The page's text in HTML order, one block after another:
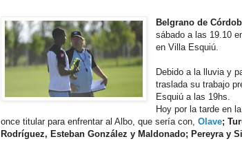
Belgrano de
sábado a las 19.10
en Villa Esquiú.
Debido a la lluvia y
traslada su trabajo
Esquiú a las 19hs.
Hoy por la tarde en
once titular para enfrentar al Albo, que sería con, Olave;
Rodríguez, Esteban González y Maldonado; Pereyra y